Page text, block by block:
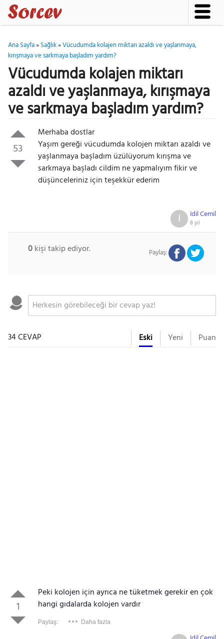
Ana Sayfa»Sağlık»Vücudumda kolajen miktarı azaldı ve yaşlanmaya,
kırışmaya ve sarkmaya başladım yardım?
Vücudumda kolajen miktarı
azaldı ve yaşlanmaya, kırışmaya
ve sarkmaya başladım yardım?
53
Merhaba dostlar
Yaşım gereği vücudumda kolojen miktarı azaldı ve
yaşlanmaya başladım üzülüyorum kırışma ve
sarkmaya başladı cildim ne yapmalıyım fikir ve
düşünceleriniz için teşekkür ederim
Idil Cemil
8 yıl
I
0kişi takip ediyor. Paylaş:
34 CEVAP Eski Yeni Puan
1
Peki kolojen için ayrıca ne tüketmek gerekir en çok
hangi gıdalarda kolojen vardır
Paylaş: Daha fazla